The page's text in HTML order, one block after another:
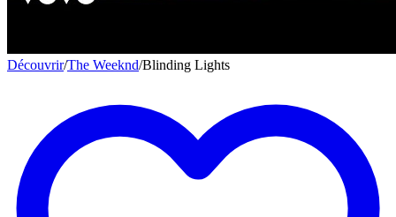
Découvrir/The Weeknd/Blinding Lights